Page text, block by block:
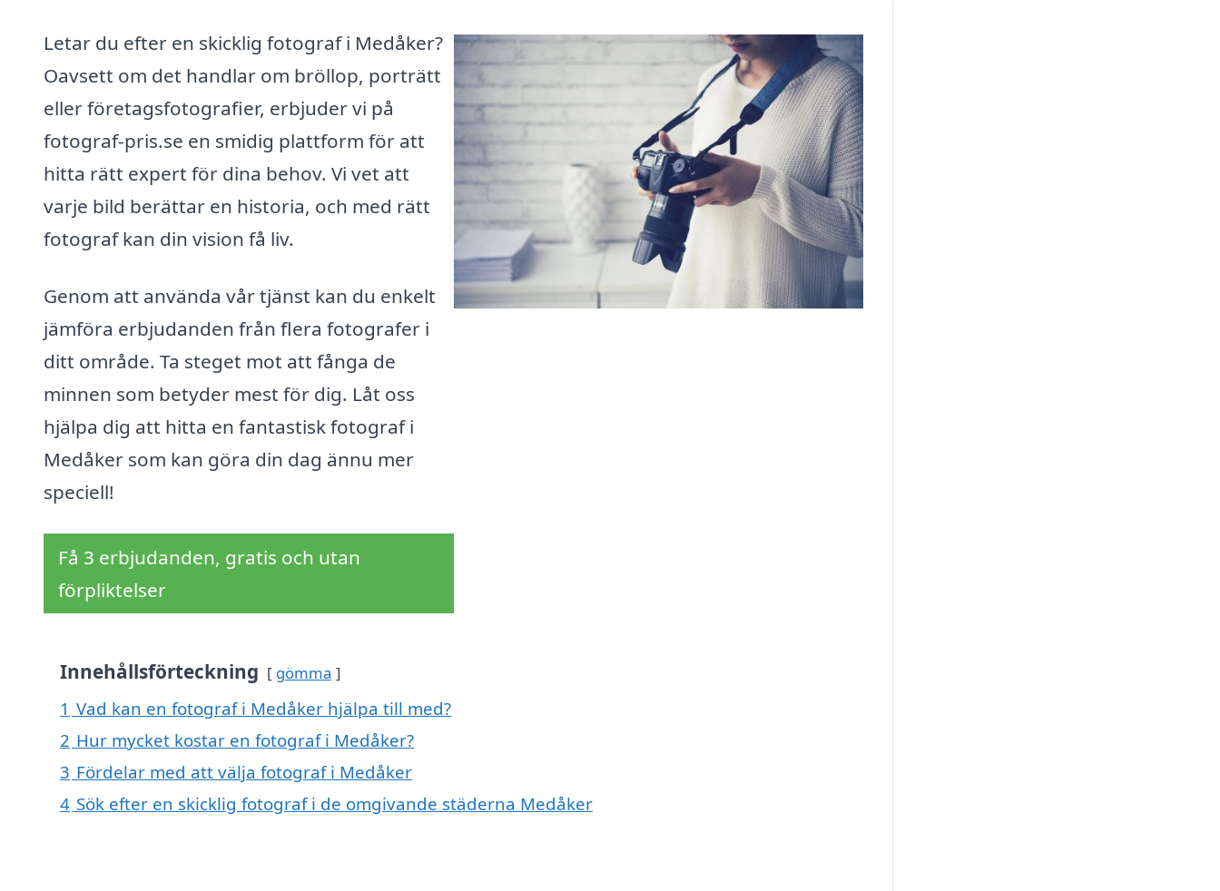
Letar du efter en skicklig fotograf i Medåker?
Oavsett om det handlar om bröllop, porträtt
eller företagsfotografier, erbjuder vi på
fotograf-pris.se en smidig plattform för att
hitta rätt expert för dina behov. Vi vet att
varje bild berättar en historia, och med rätt
fotograf kan din vision få liv.
Genom att använda vår tjänst kan du enkelt
jämföra erbjudanden från flera fotografer i
ditt område. Ta steget mot att fånga de
minnen som betyder mest för dig. Låt oss
hjälpa dig att hitta en fantastisk fotograf i
Medåker som kan göra din dag ännu mer
speciell!
Få 3 erbjudanden, gratis och utan
förpliktelser
Innehållsförteckning gömma
1 Vad kan en fotograf i Medåker hjälpa till med?
2 Hur mycket kostar en fotograf i Medåker?
3 Fördelar med att välja fotograf i Medåker
4 Sök efter en skicklig fotograf i de omgivande städerna Medåker